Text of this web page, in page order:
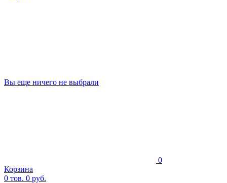
Вы еще ничего не выбрали
0
Корзина
0 тов. 0 руб.